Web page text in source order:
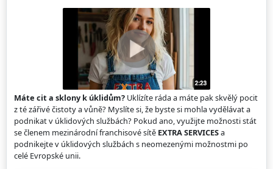
Máte cit a sklony k úklidům? Uklízíte ráda a máte pak skvělý pocit
z té zářivé čistoty a vůně? Myslíte si, že byste si mohla vydělávat a
podnikat v úklidových službách? Pokud ano, využijte možnosti stát
se členem mezinárodní franchisové sítě EXTRA SERVICESa
podnikejte v úklidových službách s neomezenými možnostmi po
celé Evropské unii.